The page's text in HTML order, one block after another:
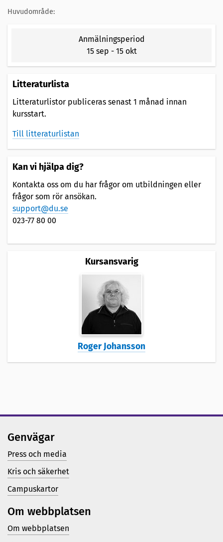
Huvudområde:
Anmälningsperiod
15 sep - 15 okt
Litteraturlista
Litteraturlistor publiceras senast 1 månad innan
kursstart.
Till litteraturlistan
Kan vi hjälpa dig?
Kontakta oss om du har frågor om utbildningen eller
frågor som rör ansökan.
support@du.se
023-77 80 00
Kursansvarig
Roger Johansson
Genvägar
Press och media
Kris och säkerhet
Campuskartor
Om webbplatsen
Om webbplatsen